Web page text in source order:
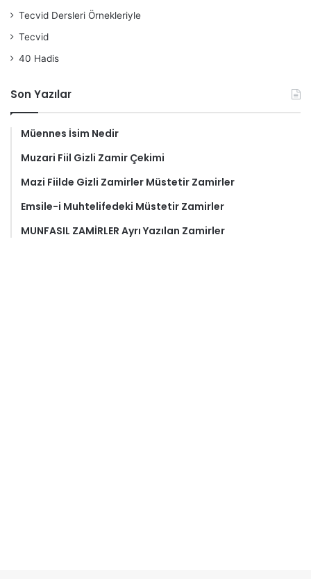
Tecvid Dersleri Örnekleriyle
Tecvid
40 Hadis
Son Yazılar
Müennes İsim Nedir
Muzari Fiil Gizli Zamir Çekimi
Mazi Fiilde Gizli Zamirler Müstetir Zamirler
Emsile-i Muhtelifedeki Müstetir Zamirler
MUNFASIL ZAMİRLER Ayrı Yazılan Zamirler